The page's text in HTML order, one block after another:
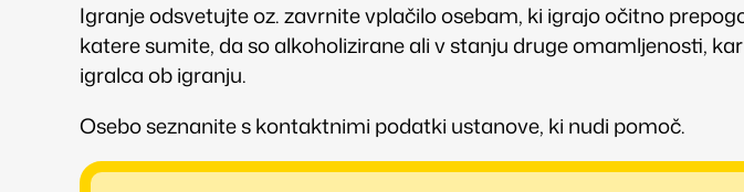
Igranje odsvetujte oz. zavrnite vplačilo osebam, ki igrajo očitno
katere sumite, da so alkoholizirane ali v stanju druge omamljenosti,
igralca ob igranju.
Osebo seznanite s kontaktnimi podatki ustanove, ki nudi pomoč.